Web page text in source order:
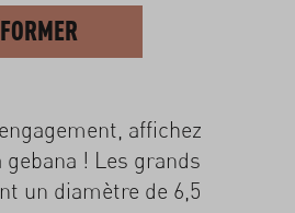
affichez
! Les grands
un diamètre de 6,5